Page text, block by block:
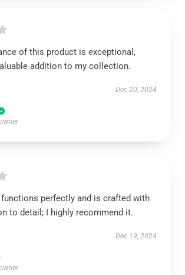
of this product is exceptional,
addition to my collection.
Dec 20, 2024
perfectly and is crafted with
to detail; I highly recommend it.
Dec 19, 2024